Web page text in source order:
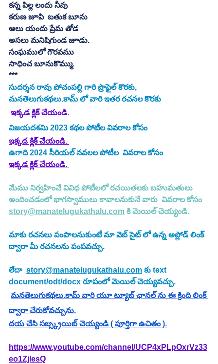
కన్న పిల్ల లందు నీవు
కరుణ జూపి  బతుక బూను
ఆలు యందు ప్రేమ తోడ
అసలు మనిషిగుండ జూడు.
సంఘములో గౌరవము
సాధించ బూనుకొమ్ము.
***
సుదర్శన రావు పోచంపల్లి గారి ప్రొఫైల్ కొరకు,
మనతెలుగుకథలు.కామ్ లో వారి ఇతర రచనల కొరకు
ఇక్కడ క్లిక్ చేయండి.
విజయదశమి 2023 కథల పోటీల వివరాల కోసం
ఇక్కడ క్లిక్ చేయండి.
ఉగాది 2024 సీరియల్ నవలల పోటీల  వివరాల కోసం
ఇక్కడ క్లిక్ చేయండి.
మేము నిర్వహించే వివిధ పోటీలలో రచయితలకు బహుమతులు
అందించడంలో భాగస్వాములు కావాలనుకునే వారు  వివరాల కోసం
story@manatelugukathalu.com కి మెయిల్ చెయ్యండి.
మాకు రచనలు పంపాలనుకుంటే మా వెబ్ సైట్ లో ఉన్న అప్లోడ్ లింక్
ద్వారా మీ రచనలను పంపవచ్చు.
లేదా story@manatelugukathalu.com కు text
document/odt/docx రూపంలో మెయిల్ చెయ్యవచ్చు.
మనతెలుగుకథలు.కామ్ వారి యూ ట్యూబ్ ఛానల్ ను ఈ క్రింది లింక్
ద్వారా చేరుకోవచ్చును.
దయ చేసి సబ్స్క్రయిబ్ చెయ్యండి ( పూర్తిగా ఉచితం ).
https://www.youtube.com/channel/UCP4xPLpOxrVz33
eo1ZjlesQ